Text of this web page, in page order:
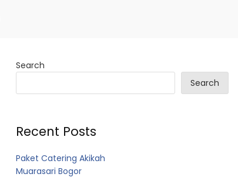
Search
Search
Recent Posts
Paket Catering Akikah
Muarasari Bogor